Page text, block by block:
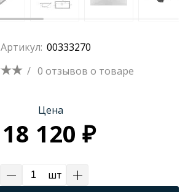
Артикул: 00333270
/ 0 отзывов о товаре
Цена
18 120 ₽
шт